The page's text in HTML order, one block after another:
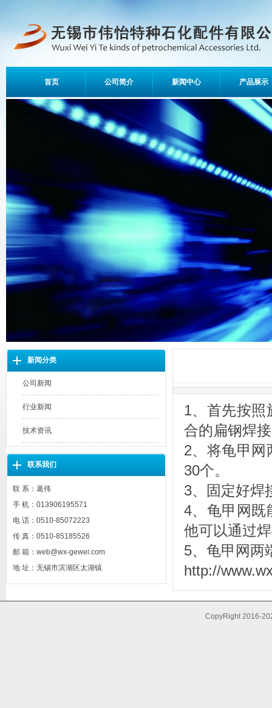
首页 公司简介 新闻中心 产品展示
新闻分类
公司新闻
行业新闻
技术资讯
联系我们
联 系：葛伟
手 机：013906195571
电 话：0510-85072223
传 真：0510-85185526
邮 箱：web@wx-gewei.com
地 址：无锡市滨湖区太湖镇
1、首先按照
合的扁钢焊
2、将龟甲网
30个。
3、固定好焊
4、龟甲网既
他可以通过
5、龟甲网两
http://
CopyRight 2016-